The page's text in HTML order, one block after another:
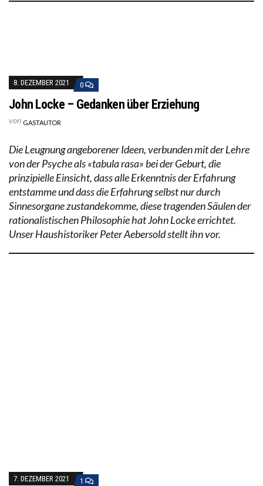
8. DEZEMBER 2021 0
John Locke – Gedanken über Erziehung
von GASTAUTOR
Die Leugnung angeborener Ideen, verbunden mit der Lehre
von der Psyche als «tabula rasa» bei der Geburt, die
prinzipielle Einsicht, dass alle Erkenntnis der Erfahrung
entstamme und dass die Erfahrung selbst nur durch
Sinnesorgane zustandekomme, diese tragenden Säulen der
rationalistischen Philosophie hat John Locke errichtet.
Unser Haushistoriker Peter Aebersold stellt ihn vor.
7. DEZEMBER 2021 1